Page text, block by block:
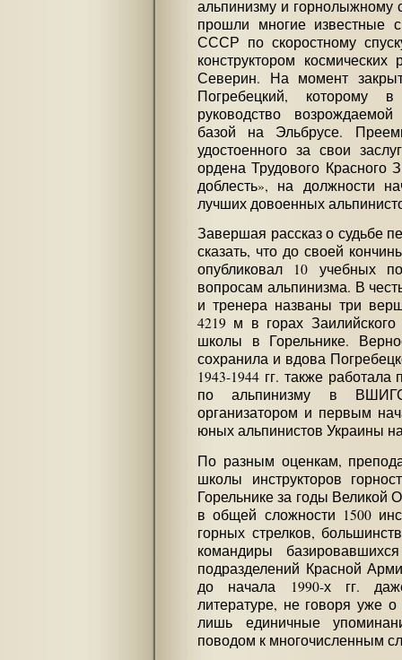
альпинизму и горнолыжному
прошли многие известные
СССР по скоростному
конструктором
Северин. На момент
Погребецкий, которому
руководство
базой на Эльбрусе.
удостоенного за свои
ордена Трудового Красного
доблесть», на должности
лучших довоенных
Завершая рассказ о судьбе
сказать, что до своей
опубликовал 10 учебных
вопросам альпинизма. В
и тренера названы три
4219 м в горах
школы в Горельнике.
сохранила и вдова
1943-1944 гг. также
по альпинизму в
организатором и первым
юных альпинистов Украины
По разным оценкам,
школы инструкторов
Горельнике за годы Великой
в общей сложности 1500
горных стрелков,
командиры
подразделений Красной
до начала 1990-х гг.
литературе, не говоря уже
лишь единичные
поводом к многочисленным